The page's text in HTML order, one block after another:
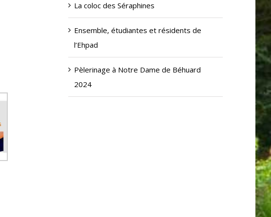
La coloc des Séraphines
Ensemble, étudiantes et résidents de
l’Ehpad
Pèlerinage à Notre Dame de Béhuard
2024